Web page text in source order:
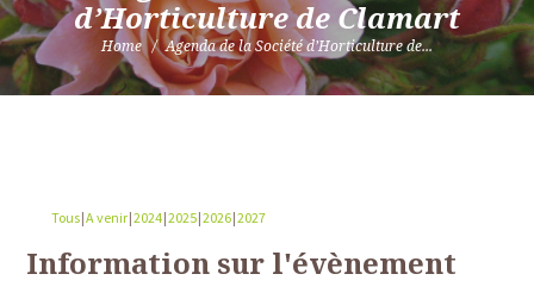
d’Horticulture de Clamart
Home Agenda de la Société d’Horticulture de...
Tous A venir 2024 2025 2026 2027
Information sur l'évènement